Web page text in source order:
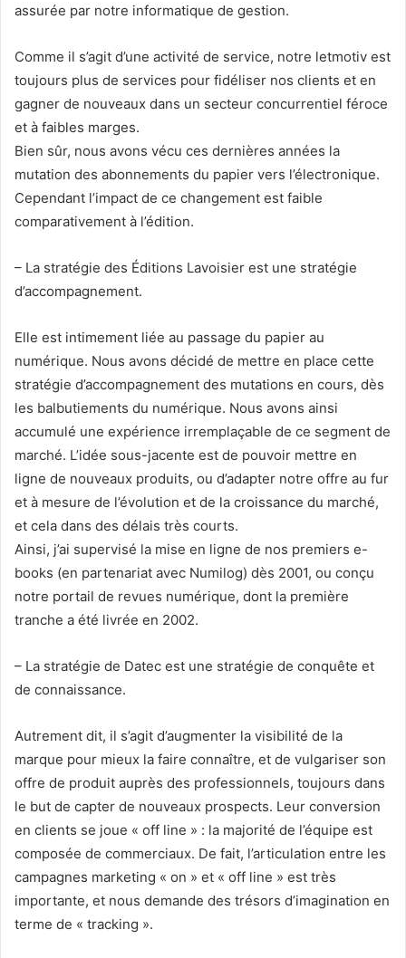
assurée par notre informatique de gestion.
Comme il s’agit d’une activité de service, notre letmotiv est
toujours plus de services pour fidéliser nos clients et en
gagner de nouveaux dans un secteur concurrentiel féroce
et à faibles marges.
Bien sûr, nous avons vécu ces dernières années la
mutation des abonnements du papier vers l’électronique.
Cependant l’impact de ce changement est faible
comparativement à l’édition.
– La stratégie des Éditions Lavoisier est une stratégie
d’accompagnement.
Elle est intimement liée au passage du papier au
numérique. Nous avons décidé de mettre en place cette
stratégie d’accompagnement des mutations en cours, dès
les balbutiements du numérique. Nous avons ainsi
accumulé une expérience irremplaçable de ce segment de
marché. L’idée sous-jacente est de pouvoir mettre en
ligne de nouveaux produits, ou d’adapter notre offre au fur
et à mesure de l’évolution et de la croissance du marché,
et cela dans des délais très courts.
Ainsi, j’ai supervisé la mise en ligne de nos premiers e-
books (en partenariat avec Numilog) dès 2001, ou conçu
notre portail de revues numérique, dont la première
tranche a été livrée en 2002.
– La stratégie de Datec est une stratégie de conquête et
de connaissance.
Autrement dit, il s’agit d’augmenter la visibilité de la
marque pour mieux la faire connaître, et de vulgariser son
offre de produit auprès des professionnels, toujours dans
le but de capter de nouveaux prospects. Leur conversion
en clients se joue « off line » : la majorité de l’équipe est
composée de commerciaux. De fait, l’articulation entre les
campagnes marketing « on » et « off line » est très
importante, et nous demande des trésors d’imagination en
terme de « tracking ».